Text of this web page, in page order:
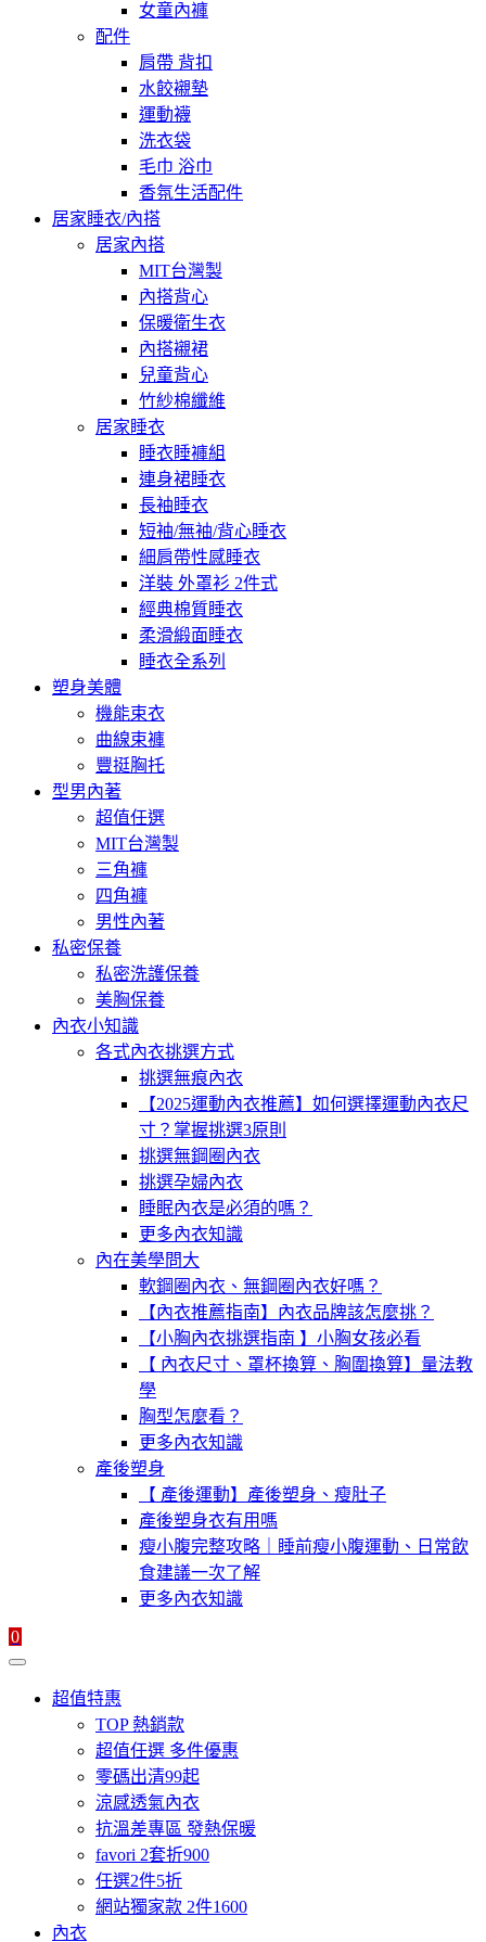
女童內褲
配件
肩帶 背扣
水餃襯墊
運動襪
洗衣袋
毛巾 浴巾
香氛生活配件
居家睡衣/內搭
居家內搭
MIT台灣製
內搭背心
保暖衛生衣
內搭襯裙
兒童背心
竹紗棉纖維
居家睡衣
睡衣睡褲組
連身裙睡衣
長袖睡衣
短袖/無袖/背心睡衣
細肩帶性感睡衣
洋裝 外罩衫 2件式
經典棉質睡衣
柔滑緞面睡衣
睡衣全系列
塑身美體
機能束衣
曲線束褲
豐挺胸托
型男內著
超值任選
MIT台灣製
三角褲
四角褲
男性內著
私密保養
私密洗護保養
美胸保養
內衣小知識
各式內衣挑選方式
挑選無痕內衣
【2025運動內衣推薦】如何選擇運動內衣尺
寸？掌握挑選3原則
挑選無鋼圈內衣
挑選孕婦內衣
睡眠內衣是必須的嗎？
更多內衣知識
內在美學問大
軟鋼圈內衣、無鋼圈內衣好嗎？
【內衣推薦指南】內衣品牌該怎麼挑？
【小胸內衣挑選指南 】小胸女孩必看
【 內衣尺寸、罩杯換算、胸圍換算】量法教
學
胸型怎麼看？
更多內衣知識
產後塑身
【 產後運動】產後塑身、瘦肚子
產後塑身衣有用嗎
瘦小腹完整攻略｜睡前瘦小腹運動、日常飲
食建議一次了解
更多內衣知識
0
超值特惠
TOP 熱銷款
超值任選 多件優惠
零碼出清99起
涼感透氣內衣
抗溫差專區 發熱保暖
favori 2套折900
任選2件5折
網站獨家款 2件1600
內衣